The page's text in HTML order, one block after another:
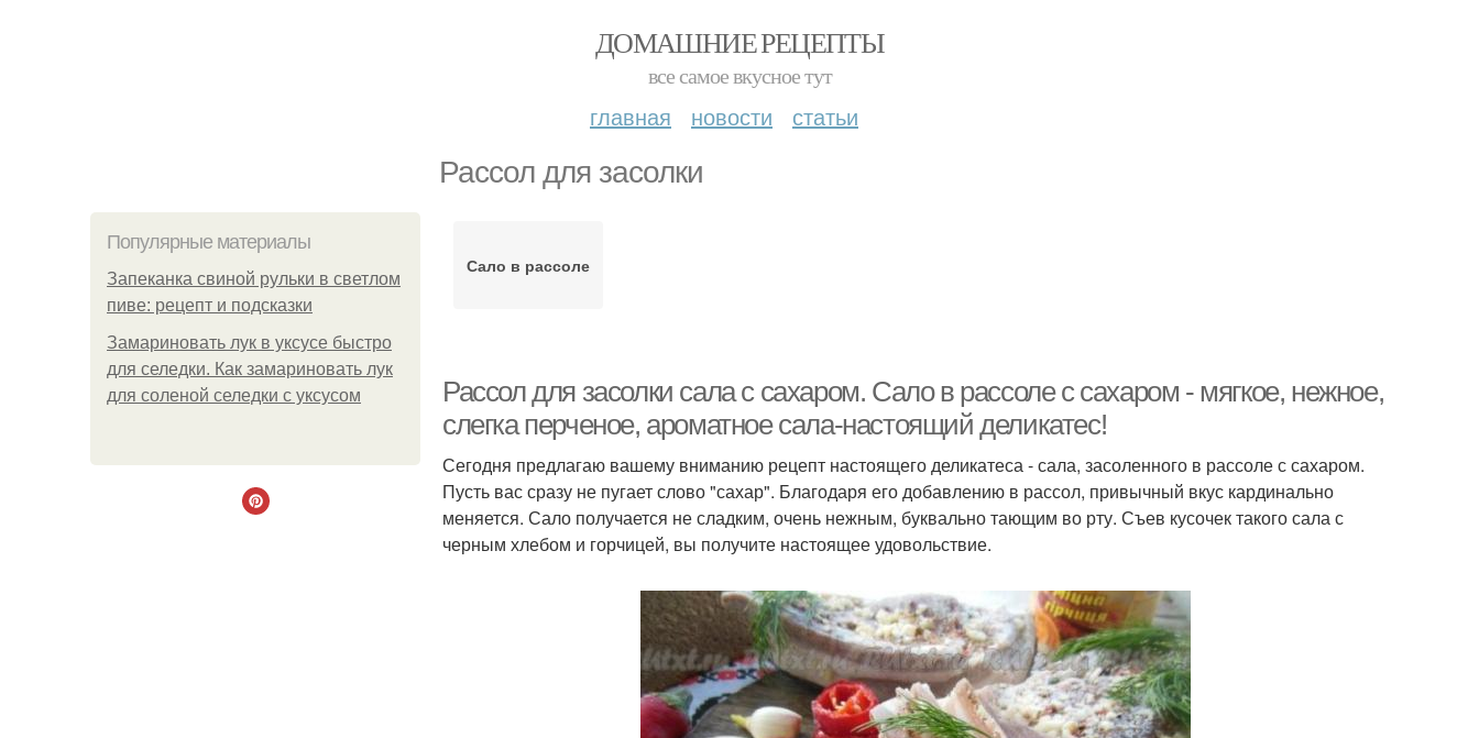
ДОМАШНИЕ РЕЦЕПТЫ
все самое вкусное тут
главная новости статьи
Рассол для засолки
Популярные материалы
Запеканка свиной рульки в светлом
пиве: рецепт и подсказки
Замариновать лук в уксусе быстро
для селедки. Как замариновать лук
для соленой селедки с уксусом
Сало в рассоле
Рассол для засолки сала с сахаром. Сало в рассоле с сахаром - мягкое, нежное,
слегка перченое, ароматное сала-настоящий деликатес!
Сегодня предлагаю вашему вниманию рецепт настоящего деликатеса - сала, засоленного в рассоле с сахаром.
Пусть вас сразу не пугает слово "сахар". Благодаря его добавлению в рассол, привычный вкус кардинально
меняется. Сало получается не сладким, очень нежным, буквально тающим во рту. Съев кусочек такого сала с
черным хлебом и горчицей, вы получите настоящее удовольствие.